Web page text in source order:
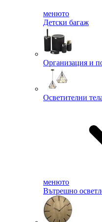
менюто
Детски багаж
Организация и
Осветителни
менюто
Вътрешно